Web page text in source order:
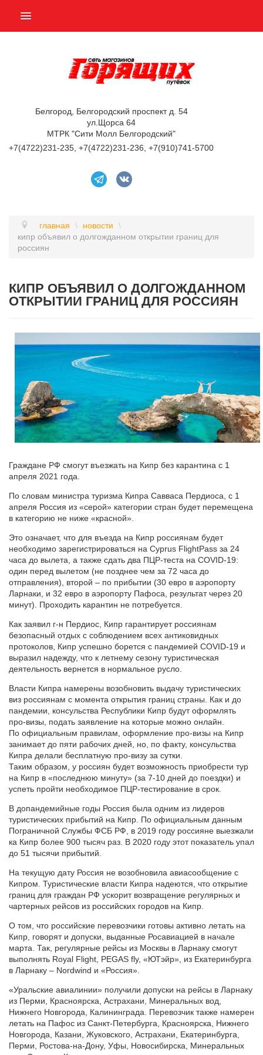
ГОРЯЩИЕ ТУРЫ
НАШИ УСЛУГИ
АВИАБИЛЕТЫ
БРОНИРОВАНИЕ ОТЕЛЕЙ
КОНТАКТЫ
Белгород, Белгородский проспект д. 54
ул.Щорса 64
МТРК "Сити Молл Белгородский"
+7(4722)231-235, +7(4722)231-236, +7(910)741-5700
главная \ новости
\
кипр объявил о долгожданном открытии границ для
россиян
КИПР ОБЪЯВИЛ О ДОЛГОЖДАННОМ
ОТКРЫТИИ ГРАНИЦ ДЛЯ РОССИЯН
Граждане РФ смогут въезжать на Кипр без карантина с 1
апреля 2021 года.
По словам министра туризма Кипра Савваса Пердиоса, с 1
апреля Россия из «серой» категории стран будет перемещена
в категорию не ниже «красной».
Это означает, что для въезда на Кипр россиянам будет
необходимо зарегистрироваться на Cyprus FlightPass за 24
часа до вылета, а также сдать два ПЦР-теста на COVID-19:
один перед вылетом (не позднее чем за 72 часа до
отправления), второй – по прибытии (30 евро в аэропорту
Ларнаки, и 32 евро в аэропорту Пафоса, результат через 20
минут). Проходить карантин не потребуется.
Как заявил г-н Пердиос, Кипр гарантирует россиянам
безопасный отдых с соблюдением всех антиковидных
протоколов, Кипр успешно борется с пандемией COVID-19 и
выразил надежду, что к летнему сезону туристическая
деятельность вернется в нормальное русло.
Власти Кипра намерены возобновить выдачу туристических
виз россиянам с момента открытия границ страны. Как и до
пандемии, консульства Республики Кипр будут оформлять
про-визы, подать заявление на которые можно онлайн.
По официальным правилам, оформление про-визы на Кипр
занимает до пяти рабочих дней, но, по факту, консульства
Кипра делали бесплатную про-визу за сутки.
Таким образом, у россиян будет возможность приобрести тур
на Кипр в «последнюю минуту» (за 7-10 дней до поездки) и
успеть пройти необходимое ПЦР-тестирование в срок.
В допандемийные годы Россия была одним из лидеров
туристических прибытий на Кипр. По официальным данным
Пограничной Службы ФСБ РФ, в 2019 году россияне выезжали
ка Кипр более 900 тысяч раз. В 2020 году этот показатель упал
до 51 тысячи прибытий.
На текущую дату Россия не возобновила авиасообщение с
Кипром. Туристические власти Кипра надеются, что открытие
границ для граждан РФ ускорит возвращение регулярных и
чартерных рейсов из российских городов на Кипр.
О том, что российские перевозчики готовы активно летать на
Кипр, говорят и допуски, выданные Росавиацией в начале
марта. Так, регулярные рейсы из Москвы в Ларнаку смогут
выполнять Royal Flight, PEGAS fly, «ЮТэйр», из Екатеринбурга
в Ларнаку – Nordwind и «Россия».
«Уральские авиалинии» получили допуски на рейсы в Ларнаку
из Перми, Красноярска, Астрахани, Минеральных вод,
Нижнего Новгорода, Калининграда. Перевозчик также намерен
летать на Пафос из Санкт-Петербурга, Красноярска, Нижнего
Новгорода, Казани, Жуковского, Астрахани, Екатеринбурга,
Перми, Ростова-на-Дону, Уфы, Новосибирска, Минеральных